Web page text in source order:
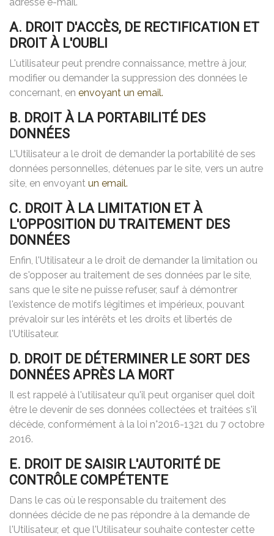
A. DROIT D'ACCÈS, DE RECTIFICATION ET
DROIT À L'OUBLI
L'utilisateur peut prendre connaissance, mettre à jour,
modifier ou demander la suppression des données le
concernant, en envoyant un email.
B. DROIT À LA PORTABILITÉ DES
DONNÉES
L'Utilisateur a le droit de demander la portabilité de ses
données personnelles, détenues par le site, vers un autre
site, en envoyant un email.
C. DROIT À LA LIMITATION ET À
L'OPPOSITION DU TRAITEMENT DES
DONNÉES
Enfin, l'Utilisateur a le droit de demander la limitation ou
de s'opposer au traitement de ses données par le site,
sans que le site ne puisse refuser, sauf à démontrer
l'existence de motifs légitimes et impérieux, pouvant
prévaloir sur les intérêts et les droits et libertés de
l'Utilisateur.
D. DROIT DE DÉTERMINER LE SORT DES
DONNÉES APRÈS LA MORT
Il est rappelé à l'utilisateur qu'il peut organiser quel doit
être le devenir de ses données collectées et traitées s'il
décède, conformément à la loi n°2016-1321 du 7 octobre
2016.
E. DROIT DE SAISIR L'AUTORITÉ DE
CONTRÔLE COMPÉTENTE
Dans le cas où le responsable du traitement des
données décide de ne pas répondre à la demande de
l'Utilisateur, et que l'Utilisateur souhaite contester cette